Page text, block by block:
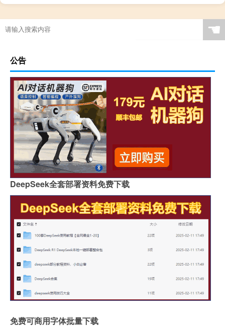
☚
公告
DeepSeek全套部署资料免费下载
免费可商用字体批量下载